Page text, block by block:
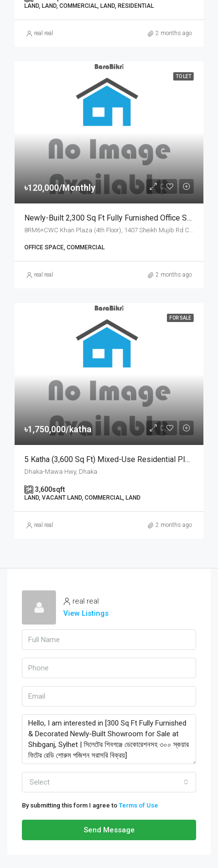
LAND, LAND, COMMERCIAL, LAND, RESIDENTIAL
real real 2 months ago
TO LET
৳120,000/Monthly
Newly-Built 2,300 Sq Ft Fully Furnished Office Space For Rent At Sheikh Mujib Road, Chattogram | চট্টগ্রামের শেখ মুজিব রোড খান প্লাজায় ৪টি বেড/রুম সমমানের ২,৩০০ স্কয়ার ফিটের সুসজ্জিত অফিস স্পেস ভাড়া
8RM6+CWC Khan Plaza (4th Floor), 1407 Sheikh Mujib Rd Chattogram, Chattogram
OFFICE SPACE, COMMERCIAL
real real 2 months ago
FOR SALE
৳1,750,000/katha
5 Katha (3,600 Sq Ft) Mixed-Use Residential Plot For Sale With Modern Facilities | আধুনিক সুযোগ-সুবিধা সংবলিত পরিকল্পিত প্রকল্পে প্রতি কাঠা ১৭.৫ লক্ষ টাকায় ৫ কাঠার প্লট বিক্রয়
Dhaka-Mawa Hwy, Dhaka
3,600sqft
LAND, VACANT LAND, COMMERCIAL, LAND
real real 2 months ago
real real
View Listings
Select
By submitting this form I agree to Terms of Use
Send Message